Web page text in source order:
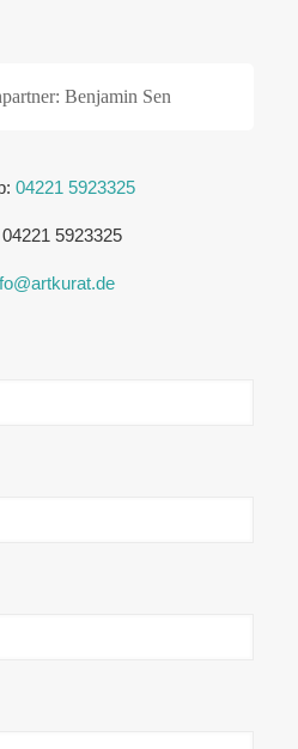
Benjamin Sen
04221 5923325
04221 5923325